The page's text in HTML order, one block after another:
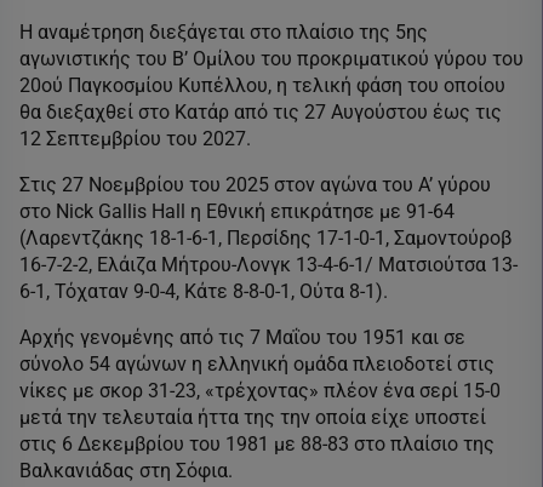
Η αναμέτρηση διεξάγεται στο πλαίσιο της 5ης
αγωνιστικής του Β’ Ομίλου του προκριματικού γύρου του
20ού Παγκοσμίου Κυπέλλου, η τελική φάση του οποίου
θα διεξαχθεί στο Κατάρ από τις 27 Αυγούστου έως τις
12 Σεπτεμβρίου του 2027.
Στις 27 Νοεμβρίου του 2025 στον αγώνα του Α’ γύρου
στο Nick Gallis Hall η Εθνική επικράτησε με 91-64
(Λαρεντζάκης 18-1-6-1, Περσίδης 17-1-0-1, Σαμοντούροβ
16-7-2-2, Ελάιζα Μήτρου-Λονγκ 13-4-6-1/ Ματσιούτσα 13-
6-1, Τόχαταν 9-0-4, Κάτε 8-8-0-1, Ούτα 8-1).
Αρχής γενομένης από τις 7 Μαΐου του 1951 και σε
σύνολο 54 αγώνων η ελληνική ομάδα πλειοδοτεί στις
νίκες με σκορ 31-23, «τρέχοντας» πλέον ένα σερί 15-0
μετά την τελευταία ήττα της την οποία είχε υποστεί
στις 6 Δεκεμβρίου του 1981 με 88-83 στο πλαίσιο της
Βαλκανιάδας στη Σόφια.